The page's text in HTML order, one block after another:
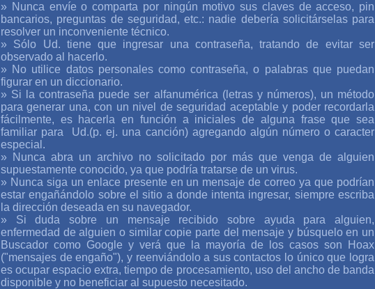
» Nunca envíe o comparta por ningún motivo sus claves de acceso, pin
bancarios, preguntas de seguridad, etc.: nadie debería solicitárselas para
resolver un inconveniente técnico.
» Sólo Ud. tiene que ingresar una contraseña, tratando de evitar ser
observado al hacerlo.
» No utilice datos personales como contraseña, o palabras que puedan
figurar en un diccionario.
» Si la contraseña puede ser alfanumérica (letras y números), un método
para generar una, con un nivel de seguridad aceptable y poder recordarla
fácilmente, es hacerla en función a iniciales de alguna frase que sea
familiar para Ud.(p. ej. una canción) agregando algún número o caracter
especial.
» Nunca abra un archivo no solicitado por más que venga de alguien
supuestamente conocido, ya que podría tratarse de un virus.
» Nunca siga un enlace presente en un mensaje de correo ya que podrían
estar engañándolo sobre el sitio a donde intenta ingresar, siempre escriba
la dirección deseada en su navegador.
» Si duda sobre un mensaje recibido sobre ayuda para alguien,
enfermedad de alguien o similar copie parte del mensaje y búsquelo en un
Buscador como Google y verá que la mayoría de los casos son Hoax
("mensajes de engaño"), y reenviándolo a sus contactos lo único que logra
es ocupar espacio extra, tiempo de procesamiento, uso del ancho de banda
disponible y no beneficiar al supuesto necesitado.